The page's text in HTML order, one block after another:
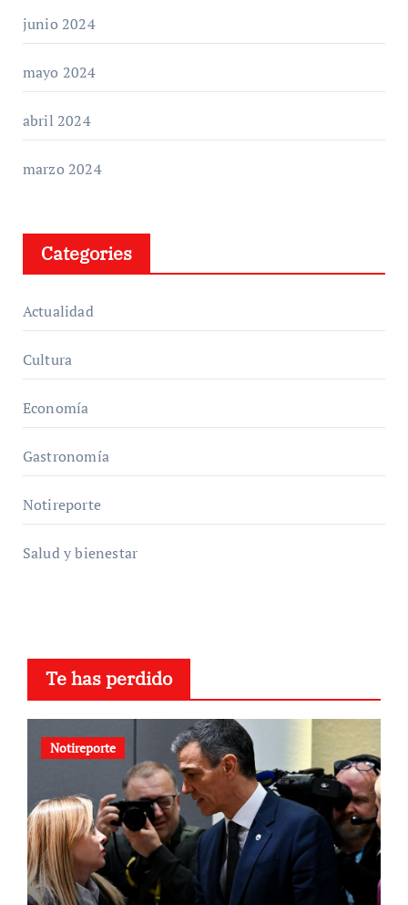
junio 2024
mayo 2024
abril 2024
marzo 2024
Categories
Actualidad
Cultura
Economía
Gastronomía
Notireporte
Salud y bienestar
Te has perdido
Notireporte